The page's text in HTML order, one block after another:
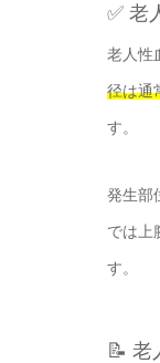
✅ 老
老人性
径は通
す。
発生部
では上
す。
📝 老